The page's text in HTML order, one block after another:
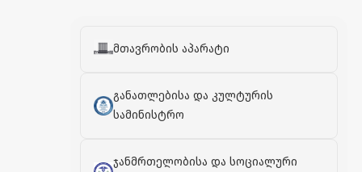
მთავრობის აპარატი
განათლებისა და კულტურის
სამინისტრო
ჯანმრთელობისა და სოციალური